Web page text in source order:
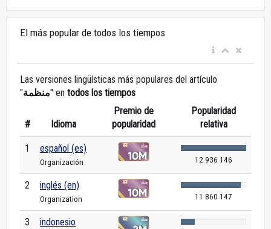
El más popular de todos los tiempos
Las versiones lingüísticas más populares del artículo
"منظمة" en todos los tiempos
# Idioma
Premio de
popularidad
Popularidad
relativa
1 español (es)
Organización 12 936 146
2 inglés (en)
Organization 11 860 147
3 indonesio